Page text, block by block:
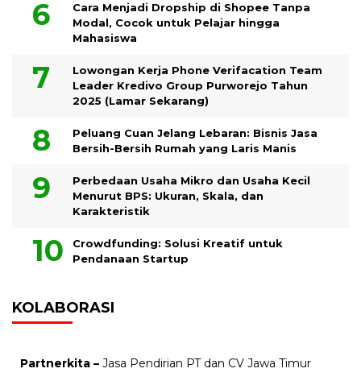
Cara Menjadi Dropship di Shopee Tanpa
Modal, Cocok untuk Pelajar hingga
Mahasiswa
Lowongan Kerja Phone Verifacation Team
Leader Kredivo Group Purworejo Tahun
2025 (Lamar Sekarang)
Peluang Cuan Jelang Lebaran: Bisnis Jasa
Bersih-Bersih Rumah yang Laris Manis
Perbedaan Usaha Mikro dan Usaha Kecil
Menurut BPS: Ukuran, Skala, dan
Karakteristik
Crowdfunding: Solusi Kreatif untuk
Pendanaan Startup
KOLABORASI
Partnerkita – Jasa Pendirian PT dan CV Jawa Timur